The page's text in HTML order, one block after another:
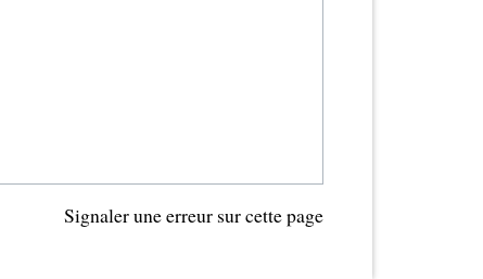
Signaler une erreur sur cette page